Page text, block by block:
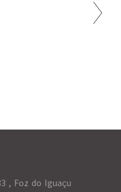
, Foz do Iguaçu